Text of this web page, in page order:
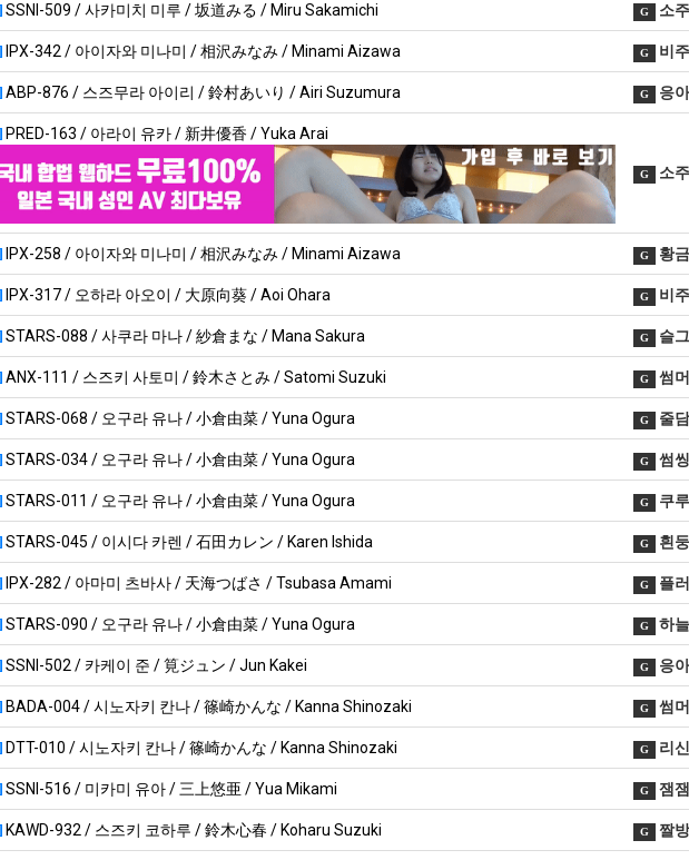
SSNI-509 / 사카미치 미루 / 坂道みる / Miru Sakamichi G 소
IPX-342 / 아이자와 미나미 / 相沢みなみ / Minami Aizawa G 비
ABP-876 / 스즈무라 아이리 / 鈴村あいり / Airi Suzumura G 응아
PRED-163 / 아라이 유카 / 新井優香 / Yuka Arai
G 소
IPX-258 / 아이자와 미나미 / 相沢みなみ / Minami Aizawa G 황
IPX-317 / 오하라 아오이 / 大原向葵 / Aoi Ohara G 비
STARS-088 / 사쿠라 마나 / 紗倉まな / Mana Sakura G 슬
ANX-111 / 스즈키 사토미 / 鈴木さとみ / Satomi Suzuki G 썸머
STARS-068 / 오구라 유나 / 小倉由菜 / Yuna Ogura G 줄
STARS-034 / 오구라 유나 / 小倉由菜 / Yuna Ogura G 썸
STARS-011 / 오구라 유나 / 小倉由菜 / Yuna Ogura G 쿠
STARS-045 / 이시다 카렌 / 石田カレン / Karen Ishida G 흰
IPX-282 / 아마미 츠바사 / 天海つばさ / Tsubasa Amami G 플
STARS-090 / 오구라 유나 / 小倉由菜 / Yuna Ogura G 하
SSNI-502 / 카케이 준 / 筧ジュン / Jun Kakei G 응아
BADA-004 / 시노자키 칸나 / 篠崎かんな / Kanna Shinozaki G 썸머
DTT-010 / 시노자키 칸나 / 篠崎かんな / Kanna Shinozaki G 리
SSNI-516 / 미카미 유아 / 三上悠亜 / Yua Mikami G 잼잼
KAWD-932 / 스즈키 코하루 / 鈴木心春 / Koharu Suzuki G 짤